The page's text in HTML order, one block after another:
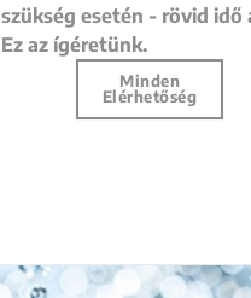
szükség esetén - rövid idő
Ez az ígéretünk.
Minden
Elérhetőség